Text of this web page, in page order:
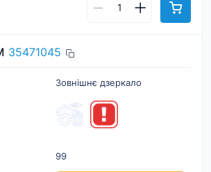
35471045
Зовнішнє дзеркало
99